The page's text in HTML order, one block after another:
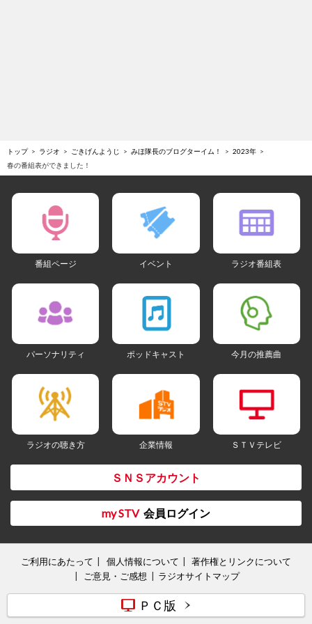
トップ ラジオ ごきげんようじ みほ隊長のブログターイム！
2023年
春の番組表ができました！
番組ページ イベント ラジオ番組表
パーソナリティ ポッドキャスト 今月の推薦曲
ラジオの聴き方 企業情報 ＳＴＶテレビ
ＳＮＳアカウント
my STV 会員ログイン
ご利用にあたって 個人情報について
著作権とリンクについて
ご意見・ご感想
ラジオサイトマップ
ＰＣ版